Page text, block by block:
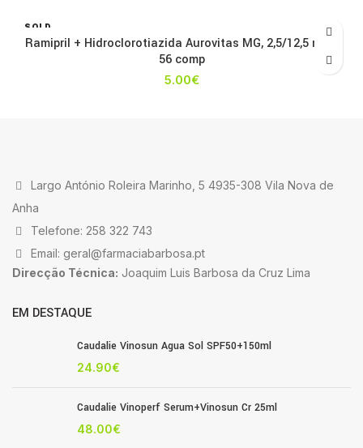
SOLD
OUT
Ramipril + Hidroclorotiazida Aurovitas MG, 2,5/12,5 mg x
56 comp
5.00€
Largo António Roleira Marinho, 5 4935-308 Vila Nova de
Anha
Telefone: 258 322 743
Email: geral@farmaciabarbosa.pt
Direcção Técnica: Joaquim Luis Barbosa da Cruz Lima
EM DESTAQUE
Caudalie Vinosun Agua Sol SPF50+150ml
24.90€
Caudalie Vinoperf Serum+Vinosun Cr 25ml
48.00€